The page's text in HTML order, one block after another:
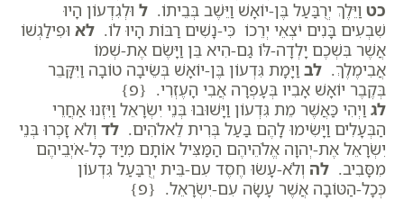
כט וַיֵּלֶךְ יְרֻבַּעַל בֶּן-יוֹאָשׁ וַיֵּשֶׁב בְּבֵיתוֹ. ל וּלְגִדְעוֹן הָיוּ
שִׁבְעִים בָּנִים יֹצְאֵי יְרֵכוֹ כִּי-נָשִׁים רַבּוֹת הָיוּ לוֹ. לא וּפִילַגְשׁוֹ
אֲשֶׁר בִּשְׁכֶם יָלְדָה-לּוֹ גַם-הִיא בֵּן וַיָּשֶׂם אֶת-שְׁמוֹ
אֲבִימֶלֶךְ. לב וַיָּמָת גִּדְעוֹן בֶּן-יוֹאָשׁ בְּשֵׂיבָה טוֹבָה וַיִּקָּבֵר
בְּקֶבֶר יוֹאָשׁ אָבִיו בְּעָפְרָה אֲבִי הָעֶזְרִי. {פ}
לג וַיְהִי כַּאֲשֶׁר מֵת גִּדְעוֹן וַיָּשׁוּבוּ בְּנֵי יִשְׂרָאֵל וַיִּזְנוּ אַחֲרֵי
הַבְּעָלִים וַיָּשִׂימוּ לָהֶם בַּעַל בְּרִית לֵאלֹהִים. לד וְלֹא זָכְרוּ בְּנֵי
יִשְׂרָאֵל אֶת-יְהוָה אֱלֹהֵיהֶם הַמַּצִּיל אוֹתָם מִיַּד כָּל-אֹיְבֵיהֶם
מִסָּבִיב. לה וְלֹא-עָשׂוּ חֶסֶד עִם-בֵּית יְרֻבַּעַל גִּדְעוֹן
כְּכָל-הַטּוֹבָה אֲשֶׁר עָשָׂה עִם-יִשְׂרָאֵל. {פ}